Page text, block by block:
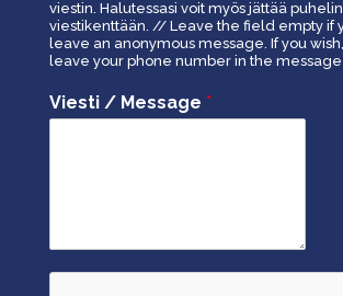
viestin. Halutessasi voit myös jättää
viestikenttään. // Leave the field empty if
leave an anonymous message. If you
leave your phone number in the
Viesti / Message *